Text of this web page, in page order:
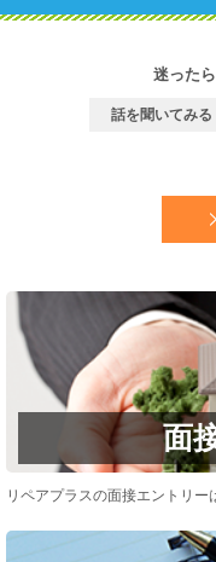
迷った
話を聞いてみる
面
リペアプラスの面接エントリー